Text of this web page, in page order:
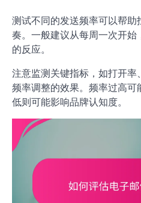
测试不同的发送频率可以帮
奏。一般建议从每周一次开
的反应。
注意监测关键指标，如打开
频率调整的效果。频率过高
低则可能影响品牌认知度。